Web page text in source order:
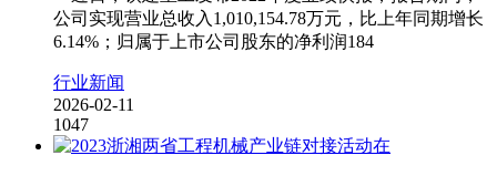
公司实现营业总收入1,010,154.78万元，比上年同期增长
6.14%；归属于上市公司股东的净利润184
行业新闻
2026-02-11
1047